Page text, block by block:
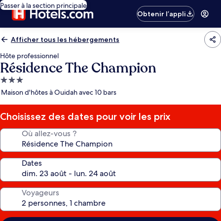
Passer à la section principale
Obtenir l’appli
Afficher tous les hébergements
Hôte professionnel
Résidence The Champion
Hébergement
3.0 étoiles
Maison d'hôtes à Ouidah avec 10 bars
Choisissez des dates pour voir les prix
Où allez-vous ?
Dates
Voyageurs